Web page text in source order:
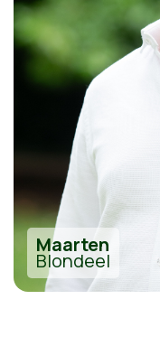
Maarten
Blondeel